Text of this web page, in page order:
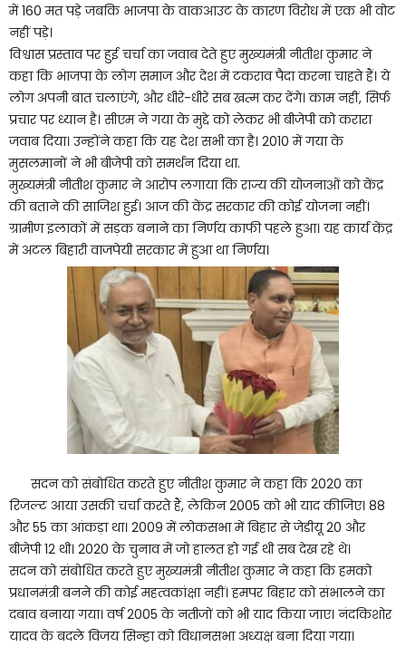
में 160 मत पड़े जबकि भाजपा के वाकआउट के कारण विरोध में एक भी वोट
नहीं पड़े।
विश्वास प्रस्ताव पर हुई चर्चा का जवाब देते हुए मुख्यमंत्री नीतीश कुमार ने
कहा कि भाजपा के लोग समाज और देश में टकराव पैदा करना चाहते हैं। ये
लोग अपनी बात चलाएंगे, और धीरे-धीरे सब खत्म कर देंगे। काम नहीं, सिर्फ
प्रचार पर ध्यान है। सीएम ने गया के मुद्दे को लेकर भी बीजेपी को करारा
जवाब दिया। उन्होंने कहा कि यह देश सभी का है। 2010 में गया के
मुसलमानों ने भी बीजेपी को समर्थन दिया था.
मुख्यमंत्री नीतीश कुमार ने आरोप लगाया कि राज्य की योजनाओं को केंद्र
की बताने की साजिश हुई। आज की केंद्र सरकार की कोई योजना नहीं।
ग्रामीण इलाकों में सड़क बनाने का निर्णय काफी पहले हुआ। यह कार्य केंद्र
में अटल बिहारी वाजपेयी सरकार में हुआ था निर्णय।
सदन को संबोधित करते हुए नीतीश कुमार ने कहा कि 2020 का
रिजल्ट आया उसकी चर्चा करते हैं, लेकिन 2005 को भी याद कीजिए। 88
और 55 का आंकड़ा था। 2009 में लोकसभा में बिहार से जेडीयू 20 और
बीजेपी 12 थी। 2020 के चुनाव में जो हालत हो गई थी सब देख रहे थे।
सदन को संबोधित करते हुए मुख्यमंत्री नीतीश कुमार ने कहा कि हमको
प्रधानमंत्री बनने की कोई महत्वकांक्षा नहीं। हमपर बिहार को संभालने का
दबाव बनाया गया। वर्ष 2005 के नतीजों को भी याद किया जाए। नंदकिशोर
यादव के बदले विजय सिन्हा को विधानसभा अध्यक्ष बना दिया गया।